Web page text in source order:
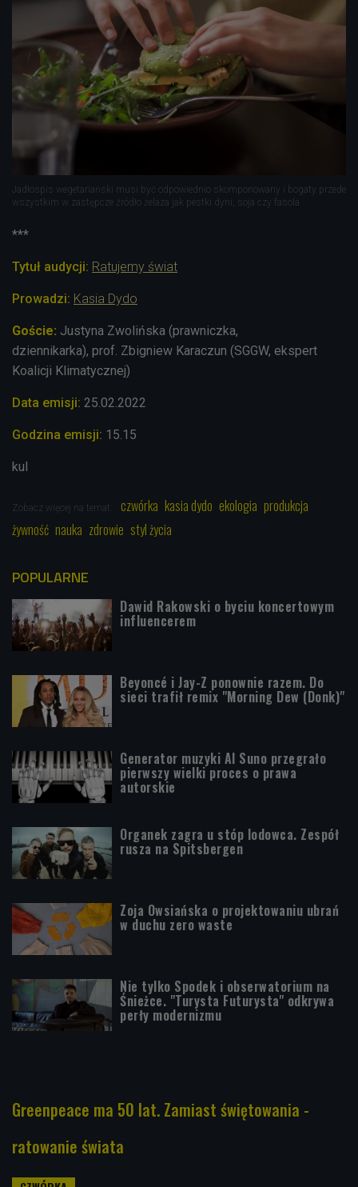
Jadłospis wegetariański musi być odpowiednio skomponowany i bogaty przede
wszystkim w zastępcze źródło żelaza jak pestki dyni, soja czy fasola
***
Tytuł audycji: Ratujemy świat
Prowadzi: Kasia Dydo
Goście: Justyna Zwolińska (prawniczka,
dziennikarka), prof. Zbigniew Karaczun (SGGW, ekspert
Koalicji Klimatycznej)
Data emisji: 25.02 .2022
Godzina emisji: 15.15
kul
Zobacz więcej na temat: czwórka kasia dydo ekologia produkcja
żywność nauka zdrowie styl życia
POPULARNE
Dawid Rakowski o byciu koncertowym
influencerem
Beyoncé i Jay-Z ponownie razem. Do
sieci trafił remix "Morning Dew (Donk)"
Generator muzyki AI Suno przegrało
pierwszy wielki proces o prawa
autorskie
Organek zagra u stóp lodowca. Zespół
rusza na Spitsbergen
Zoja Owsiańska o projektowaniu ubrań
w duchu zero waste
Nie tylko Spodek i obserwatorium na
Śnieżce. "Turysta Futurysta" odkrywa
perły modernizmu
Greenpeace ma 50 lat. Zamiast świętowania -
ratowanie świata